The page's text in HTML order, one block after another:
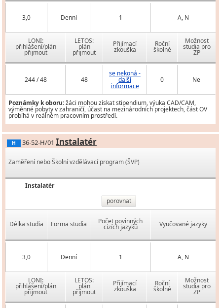
3,0 Denní 1 A, N
LONI:
přihlášení/plán
přijmout
LETOS:
plán
přijmout
Přijímací
zkouška
Roční
školné
Možnost
studia pro
ZP
244 / 48 48
se nekoná -
další
informace
0 Ne
Poznámky k oboru:žáci mohou získat stipendium, výuka CAD/CAM,
výměnné pobyty v zahraničí, účast na mezinárodních projektech, část OV
probíhá v reálném pracovním prostředí.
H 36-52-H/01 Instalatér
Zaměření nebo Školní vzdělávací program (ŠVP)
Instalatér
porovnat
Délka studia Forma studia Počet povinných
cizích jazyků Vyučované jazyky
3,0 Denní 1 A, N
LONI:
přihlášení/plán
přijmout
LETOS:
plán
přijmout
Přijímací
zkouška
Roční
školné
Možnost
studia pro
ZP